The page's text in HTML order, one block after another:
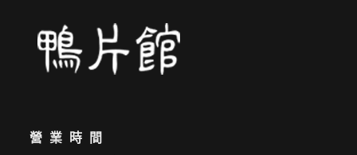
營業時間